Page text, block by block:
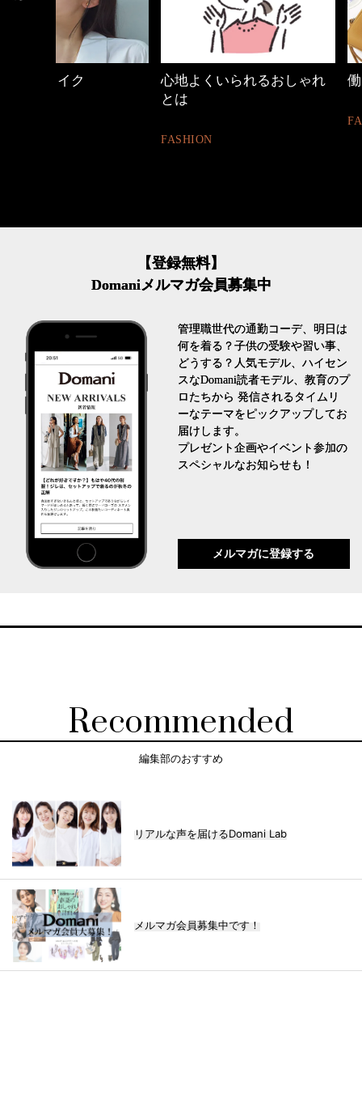
心地よくいられるおしゃれ
働く女性のバッグ
【登録無料】
Domaniメルマガ会員募集中
管理職世代の通勤コーデ、明日は
何を着る？子供の受験や習い事、
どうする？人気モデル、ハイセン
スなDomani読者モデル、教育のプ
ロたちから 発信されるタイムリ
ーなテーマをピックアップしてお
届けします。
プレゼント企画やイベント参加の
スペシャルなお知らせも！
メルマガに登録する
Recommended
編集部のおすすめ
リアルな声を届けるDomani Lab
メルマガ会員募集中です！